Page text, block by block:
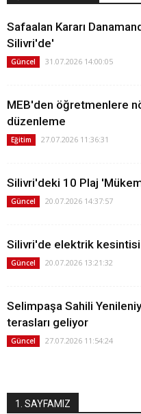
Safaalan Kararı
Silivri'de'
Güncel 31.07.2026 14:00:05
MEB'den öğretmenlere
düzenleme
Eğitim 27.07.2026 11:36:31
Silivri'deki 10 Plaj
Güncel 20.07.2026 14:37:57
Silivri'de elektrik kesintisi
Güncel 20.07.2026 13:21:32
Selimpaşa Sahili
terasları geliyor
Güncel 27.07.2026 11:54:24
1. SAYFAMIZ